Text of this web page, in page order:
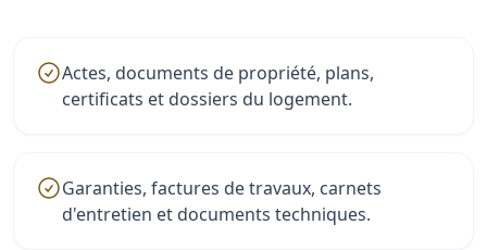
Actes, documents de propriété, plans,
certificats et dossiers du logement.
Garanties, factures de travaux, carnets
d'entretien et documents techniques.